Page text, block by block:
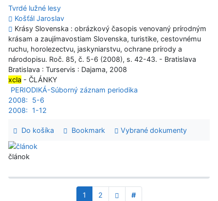
Tvrdé lužné lesy
Košťál Jaroslav
Krásy Slovenska : obrázkový časopis venovaný prírodným
krásam a zaujímavostiam Slovenska, turistike, cestovnému
ruchu, horolezectvu, jaskyniarstvu, ochrane prírody a
národopisu. Roč. 85, č. 5-6 (2008), s. 42-43. - Bratislava
Bratislava : Turservis : Dajama, 2008
xcla - ČLÁNKY
PERIODIKÁ-Súborný záznam periodika
2008:
5-6
2008:
1-12
Do košíka Bookmark Vybrané dokumenty
článok
1 2 #